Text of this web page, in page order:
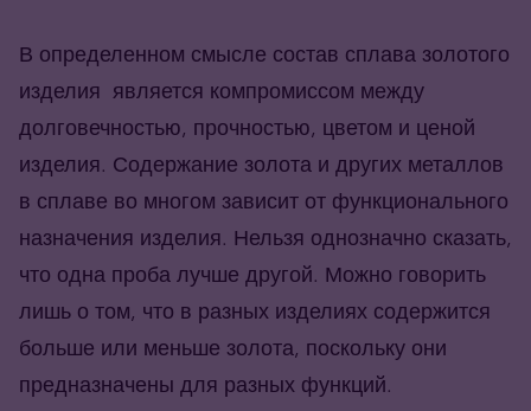
В определенном смысле состав сплава золотого
изделия является компромиссом между
долговечностью, прочностью, цветом и ценой
изделия. Содержание золота и других металлов
в сплаве во многом зависит от функционального
назначения изделия. Нельзя однозначно сказать,
что одна проба лучше другой. Можно говорить
лишь о том, что в разных изделиях содержится
больше или меньше золота, поскольку они
предназначены для разных функций.